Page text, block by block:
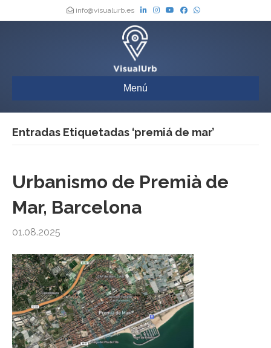
info@visualurb.es
Menú
Entradas Etiquetadas ‘premiá de mar’
Urbanismo de Premià de
Mar, Barcelona
01.08.2025